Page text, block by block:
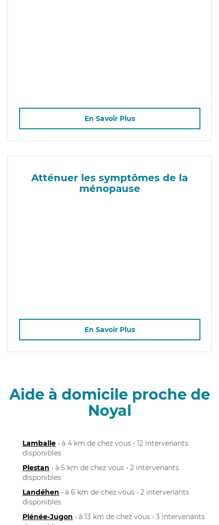
En Savoir Plus
Atténuer les symptômes de la
ménopause
En Savoir Plus
Aide à domicile proche de
Noyal
Lamballe • à 4 km de chez vous • 12 intervenants
disponibles
Plestan • à 5 km de chez vous • 2 intervenants
disponibles
Landéhen • à 6 km de chez vous • 2 intervenants
disponibles
Plénée-Jugon • à 13 km de chez vous • 3 intervenants